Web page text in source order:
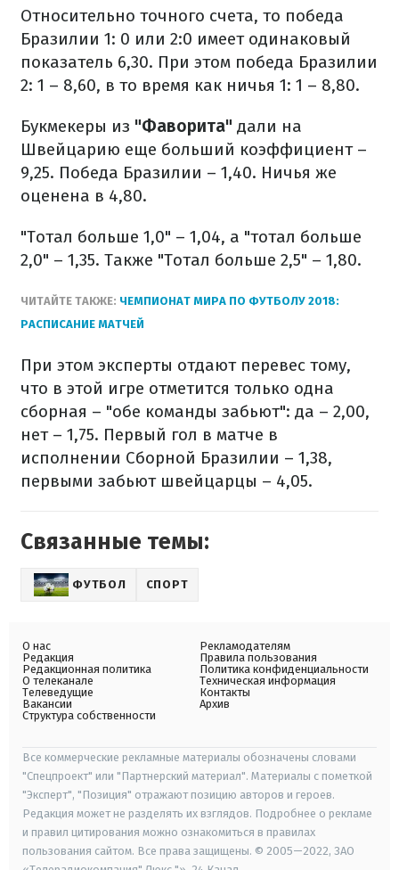
Относительно точного счета, то победа
Бразилии 1: 0 или 2:0 имеет одинаковый
показатель 6,30. При этом победа Бразилии
2: 1 – 8,60, в то время как ничья 1: 1 – 8,80.
Букмекеры из "Фаворита" дали на
Швейцарию еще больший коэффициент –
9,25. Победа Бразилии – 1,40. Ничья же
оценена в 4,80.
"Тотал больше 1,0" – 1,04, а "тотал больше
2,0" – 1,35. Также "Тотал больше 2,5" – 1,80.
ЧИТАЙТЕ ТАКЖЕ: ЧЕМПИОНАТ МИРА ПО ФУТБОЛУ 2018:
РАСПИСАНИЕ МАТЧЕЙ
При этом эксперты отдают перевес тому,
что в этой игре отметится только одна
сборная – "обе команды забьют": да – 2,00,
нет – 1,75. Первый гол в матче в
исполнении Сборной Бразилии – 1,38,
первыми забьют швейцарцы – 4,05.
Связанные темы:
ФУТБОЛ СПОРТ
О нас
Редакция
Редакционная политика
О телеканале
Телеведущие
Вакансии
Структура собственности
Рекламодателям
Правила пользования
Политика конфиденциальности
Техническая информация
Контакты
Архив
Все коммерческие рекламные материалы обозначены словами
"Спецпроект" или "Партнерский материал". Материалы с пометкой
"Эксперт", "Позиция" отражают позицию авторов и героев.
Редакция может не разделять их взглядов. Подробнее о рекламе
и правил цитирования можно ознакомиться в правилах
пользования сайтом. Все права защищены. © 2005—2022, ЗАО